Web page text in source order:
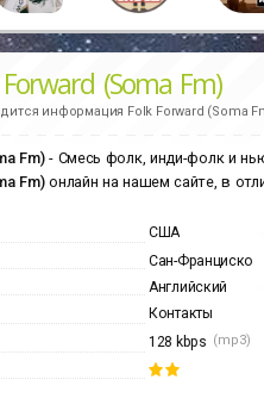
(Soma Fm)
информация Folk Forward (Soma
Fm)- Смесь фолк, инди-фолк и
Fm)онлайн на нашем сайте, в
США
Сан-Франциско
Английский
Контакты
128 kbps (mp3)